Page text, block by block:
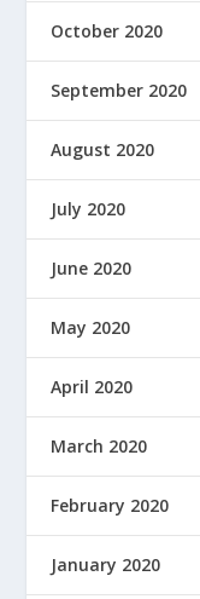
October 2020
September 2020
August 2020
July 2020
June 2020
May 2020
April 2020
March 2020
February 2020
January 2020